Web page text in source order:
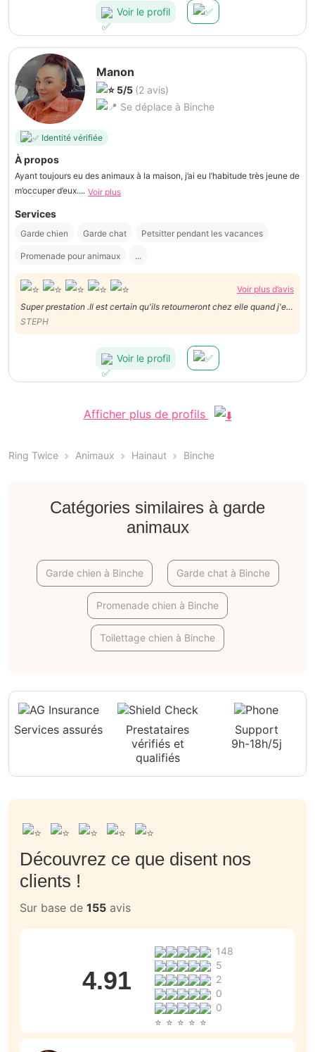
Voir le profil
Manon
5/5 (2 avis)
Se déplace à Binche
Identité vérifiée
À propos
Ayant toujours eu des animaux à la maison, j’ai eu l’habitude très jeune de
m’occuper d’eux.... Voir plus
Services
Garde chien Garde chat Petsitter pendant les vacances
Promenade pour animaux ...
Voir plus d’avis
Super prestation .Il est certain qu'ils retourneront chez elle quand j'en
aurai encore le besoin .
STEPH
Voir le profil
Afficher plus de profils
Ring Twice Animaux Hainaut Binche
Catégories similaires à garde
animaux
Garde chien à Binche Garde chat à Binche
Promenade chien à Binche
Toilettage chien à Binche
Services assurés
Prestataires
vérifiés et
qualifiés
Support
9h-18h/5j
Découvrez ce que disent nos
clients !
Sur base de 155 avis
4.91
148
5
2
0
0